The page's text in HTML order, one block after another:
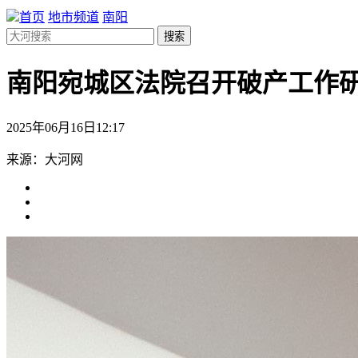
首页 地市频道 南阳
搜索
南阳宛城区法院召开破产工作
2025年06月16日12:17
来源：大河网